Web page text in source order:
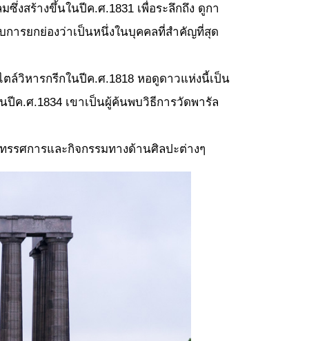
ซึ่งสร้างขึ้นในปีค.ศ.1831 เพื่อระลึกถึง ดูกา
ารยกย่องว่าเป็นหนึ่งในบุคคลที่สำคัญที่สุด
ล์วิหารกรีกในปีค.ศ.1818 หอดูดาวแห่งนี้เป็น
ค.ศ.1834 เขาเป็นผู้ค้นพบวิธีการวัดพารัล
รศการและกิจกรรมทางด้านศิลปะต่างๆ